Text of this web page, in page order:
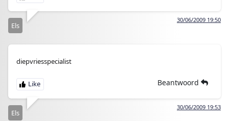
30/06/2009 19:50
Els
diepvriesspecialist
Beantwoord
30/06/2009 19:53
Els